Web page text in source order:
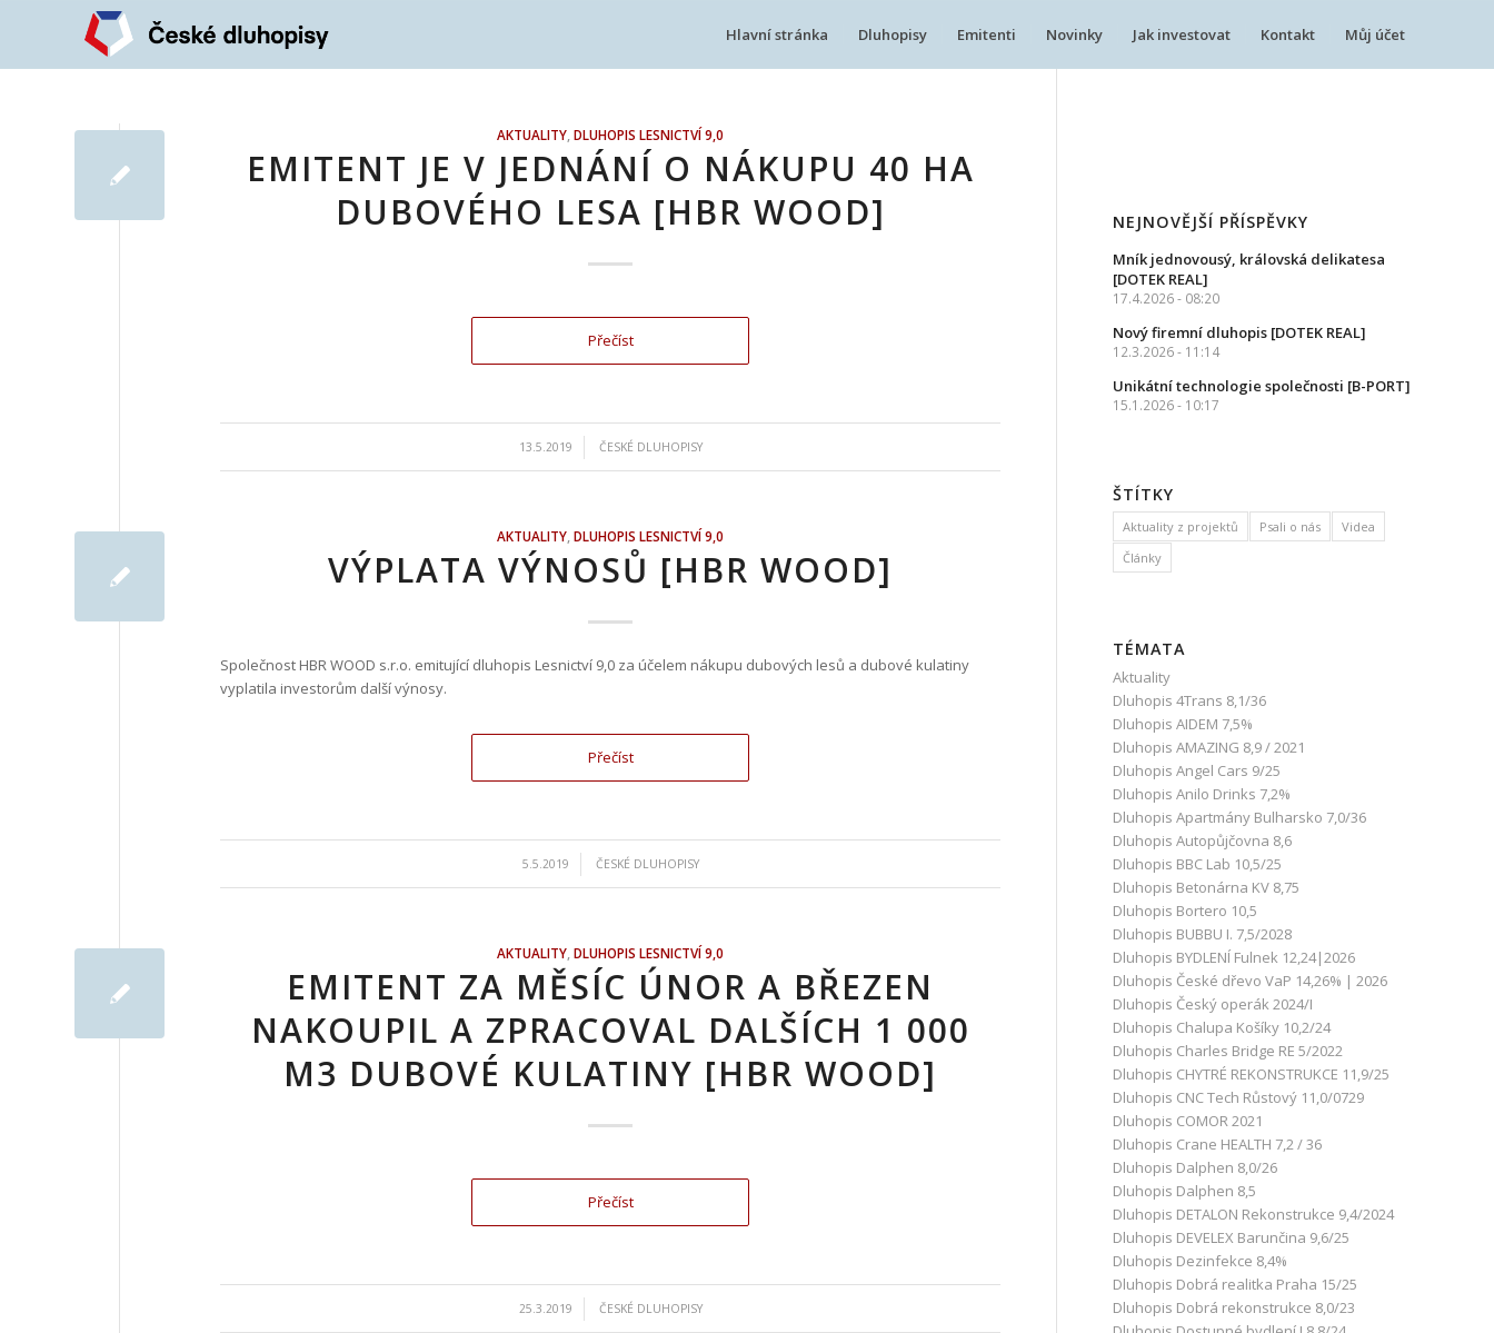
Hlavní stránka Dluhopisy Emitenti Novinky Jak investovat Kontakt Můj účet
AKTUALITY ,DLUHOPIS LESNICTVÍ 9,0
EMITENT JE V JEDNÁNÍ O NÁKUPU 40 HA
DUBOVÉHO LESA [HBR WOOD]
Přečíst
13.5.2019 ČESKÉ DLUHOPISY
AKTUALITY ,DLUHOPIS LESNICTVÍ 9,0
VÝPLATA VÝNOSŮ [HBR WOOD]
Společnost HBR WOOD s.r.o. emitující dluhopis Lesnictví 9,0 za účelem nákupu dubových lesů a dubové kulatiny
vyplatila investorům další výnosy.
Přečíst
5.5.2019 ČESKÉ DLUHOPISY
AKTUALITY ,DLUHOPIS LESNICTVÍ 9,0
EMITENT ZA MĚSÍC ÚNOR A BŘEZEN
NAKOUPIL A ZPRACOVAL DALŠÍCH 1 000
M3 DUBOVÉ KULATINY [HBR WOOD]
Přečíst
25.3.2019 ČESKÉ DLUHOPISY
NEJNOVĚJŠÍ PŘÍSPĚVKY
Mník jednovousý, královská delikatesa
[DOTEK REAL]
17.4.2026 - 08:20
Nový firemní dluhopis [DOTEK REAL]
12.3.2026 - 11:14
Unikátní technologie společnosti [B-PORT]
15.1.2026 - 10:17
ŠTÍTKY
Aktuality z projektů Psali o nás
Videa
Články
TÉMATA
Aktuality
Dluhopis 4Trans 8,1/36
Dluhopis AIDEM 7,5%
Dluhopis AMAZING 8,9 / 2021
Dluhopis Angel Cars 9/25
Dluhopis Anilo Drinks 7,2%
Dluhopis Apartmány Bulharsko 7,0/36
Dluhopis Autopůjčovna 8,6
Dluhopis BBC Lab 10,5/25
Dluhopis Betonárna KV 8,75
Dluhopis Bortero 10,5
Dluhopis BUBBU I. 7,5/2028
Dluhopis BYDLENÍ Fulnek 12,24|2026
Dluhopis České dřevo VaP 14,26% | 2026
Dluhopis Český operák 2024/I
Dluhopis Chalupa Košíky 10,2/24
Dluhopis Charles Bridge RE 5/2022
Dluhopis CHYTRÉ REKONSTRUKCE 11,9/25
Dluhopis CNC Tech Růstový 11,0/0729
Dluhopis COMOR 2021
Dluhopis Crane HEALTH 7,2 / 36
Dluhopis Dalphen 8,0/26
Dluhopis Dalphen 8,5
Dluhopis DETALON Rekonstrukce 9,4/2024
Dluhopis DEVELEX Barunčina 9,6/25
Dluhopis Dezinfekce 8,4%
Dluhopis Dobrá realitka Praha 15/25
Dluhopis Dobrá rekonstrukce 8,0/23